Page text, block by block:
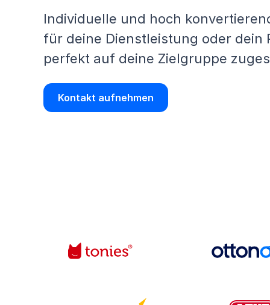
Individuelle und hoch
für deine Dienstleistung oder dein
perfekt auf deine Zielgruppe
Kontakt aufnehmen